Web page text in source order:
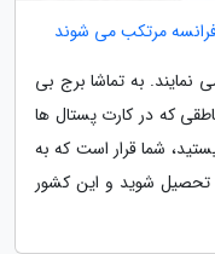
نمایند. به تماشا برج بی
که در کارت پستال ها
شما قرار است که به
شوید و این کشور